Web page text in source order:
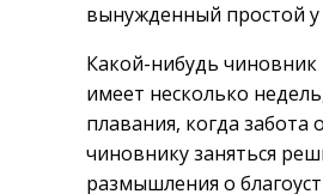
вынужденный простой
Какой-нибудь
имеет несколько
плавания, когда
чиновнику заняться
размышления о